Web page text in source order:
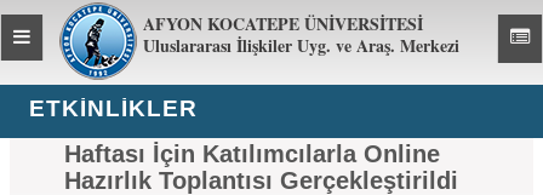
AFYON KOCATEPE ÜNİVERSİTESİ
Uluslararası İlişkiler Uyg. ve Araş. Merkezi
Toggle
global
navigation
ETKİNLİKLER
Haftası İçin Katılımcılarla Online
Hazırlık Toplantısı Gerçekleştirildi